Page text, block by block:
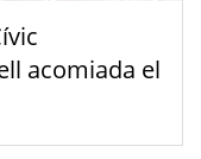
acomiada el